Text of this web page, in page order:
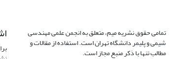
تمامی حقوق نشریه میم، متعلق به انجمن علمی مهندسی
شیمی و پلیمر دانشگاه تهران است. استفاده از مقالات و
مطالب تنها با ذکر منبع مجاز است.